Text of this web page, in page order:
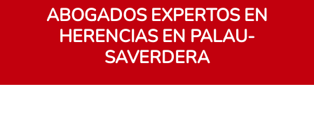
ABOGADOS EXPERTOS EN
HERENCIAS EN PALAU-
SAVERDERA